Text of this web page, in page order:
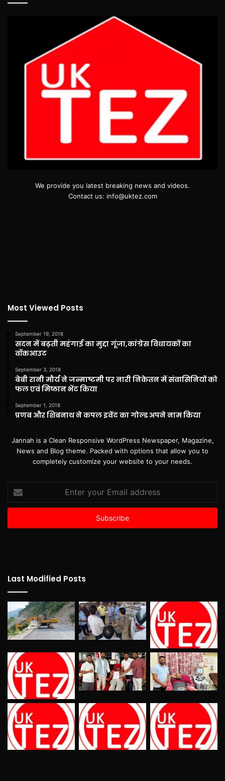
We provide you latest breaking news and videos.
Contact us: info@uktez.com
Most Viewed Posts
September 19, 2018
सदन में बढ़ती महंगाई का मुद्दा गूंजा,कांग्रेस विधायकों का
वॉकआउट
September 3, 2018
बेबी रानी मौर्य ने जन्माष्टमी पर नारी निकेतन में संवासिनियों को
फल एवं मिष्ठान भेंट किया
September 1, 2018
प्रणब और शिबनाथ ने कपल इवेंट का गोल्ड अपने नाम किया
Jannah is a Clean Responsive WordPress Newspaper, Magazine,
News and Blog theme. Packed with options that allow you to
completely customize your website to your needs.
your
Email
Last Modified Posts